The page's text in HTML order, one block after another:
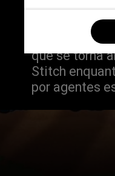
O filme
lançada em
de Lilo, uma
que se torna
Stitch
por agentes